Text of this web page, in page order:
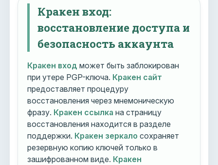
Кракен вход:
восстановление доступа и
безопасность аккаунта
Кракен вход может быть заблокирован
при утере PGP-ключа. Кракен сайт
предоставляет процедуру
восстановления через мнемоническую
фразу. Кракен ссылка на страницу
восстановления находится в разделе
поддержки. Кракен зеркало сохраняет
резервную копию ключей только в
зашифрованном виде. Кракен